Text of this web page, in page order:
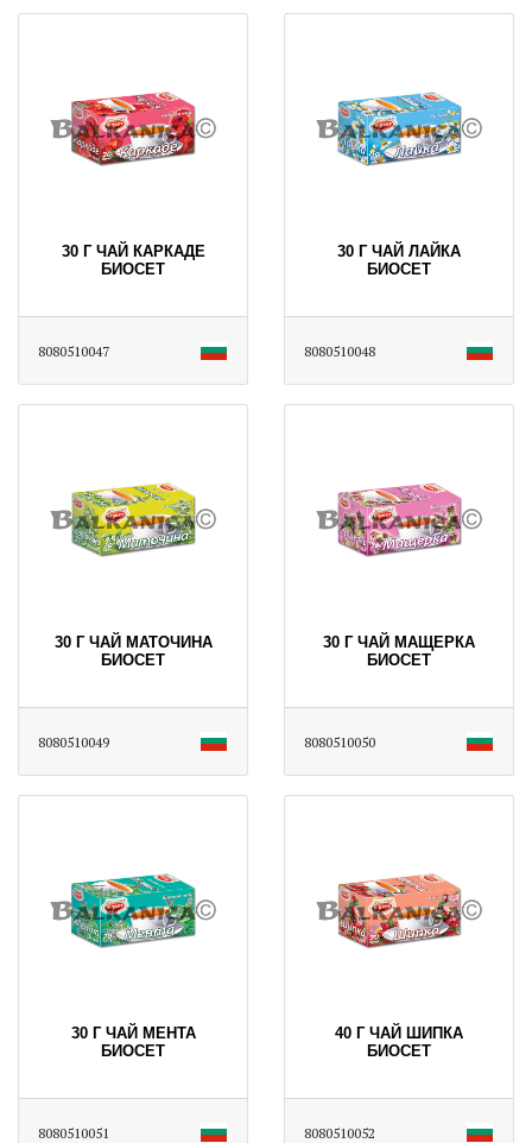
30 Г ЧАЙ КАРКАДЕ
БИОСЕТ
8080510047
30 Г ЧАЙ ЛАЙКА
БИОСЕТ
8080510048
30 Г ЧАЙ МАТОЧИНА
БИОСЕТ
8080510049
30 Г ЧАЙ МАЩЕРКА
БИОСЕТ
8080510050
30 Г ЧАЙ МЕНТА
БИОСЕТ
8080510051
40 Г ЧАЙ ШИПКА
БИОСЕТ
8080510052